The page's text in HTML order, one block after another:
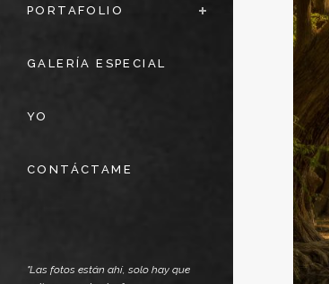
PORTAFOLIO
GALERÍA ESPECIAL
YO
CONTÁCTAME
"Las fotos están ahí, solo hay que